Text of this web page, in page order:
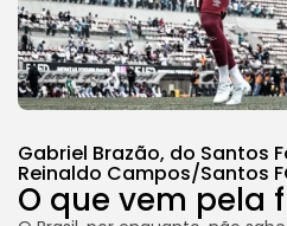
Gabriel Brazão, do Santos
Reinaldo Campos/Santos
O que vem pela